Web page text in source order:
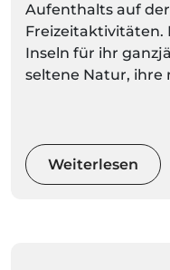
Aufenthalts auf
Freizeitaktivitäten.
Inseln für ihr
seltene Natur, ihre
können Sie eine
Ihren
wecken.
Weiterlesen